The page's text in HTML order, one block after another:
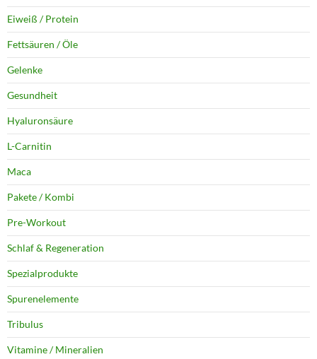
Eiweiß / Protein
Fettsäuren / Öle
Gelenke
Gesundheit
Hyaluronsäure
L-Carnitin
Maca
Pakete / Kombi
Pre-Workout
Schlaf & Regeneration
Spezialprodukte
Spurenelemente
Tribulus
Vitamine / Mineralien